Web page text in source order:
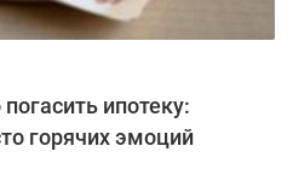
ипотеку:
горячих эмоций